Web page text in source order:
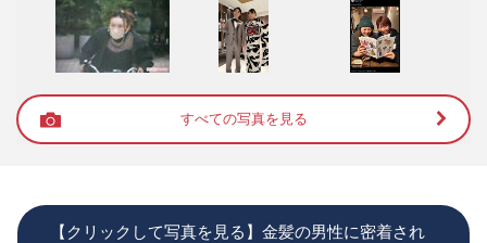
すべての写真を見る
【クリックして写真を見る】金髪の男性に密着され